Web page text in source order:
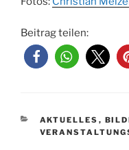
Beitrag teilen:
KATEGORIEN
AKTUELLES ,